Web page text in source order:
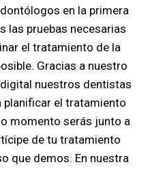
en la primera
las pruebas necesarias
el tratamiento de la
Gracias a nuestro
nuestros dentistas
planificar el tratamiento
momento serás junto a
de tu tratamiento
que demos. En nuestra